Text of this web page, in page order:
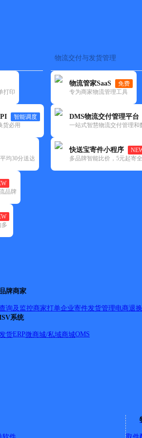
打印
智能调度
货必用
均30分送达
品牌
多
物流交付与发货管理
物流管家SaaS
免费
专为商家物流管理工具
DMS物流交付管理平台
一站式智慧物流交付管理和
快送宝寄件小程序
多品牌智能比价，5元起寄
牌商家
询及监控商家打单企业寄件发货管理电商退
系统
货ERP微商城/私域商城OMS